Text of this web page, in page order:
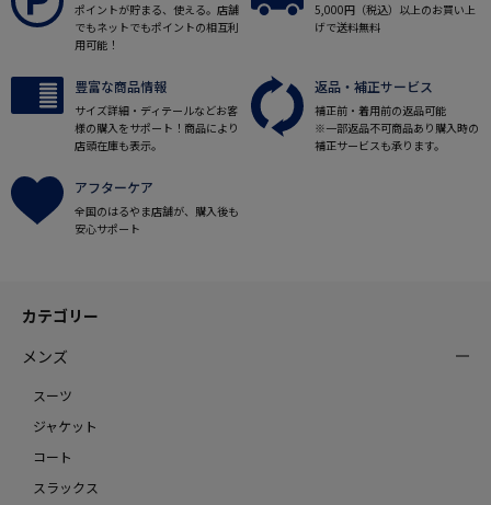
ポイントが貯まる、使える。店舗
でもネットでもポイントの相互利
用可能！
5,000円（税込）以上のお買い上
げで送料無料
豊富な商品情報
サイズ詳細・ディテールなどお客
様の購入をサポート！商品により
店頭在庫も表示。
返品・補正サービス
補正前・着用前の返品可能
※一部返品不可商品あり購入時の
補正サービスも承ります。
アフターケア
全国のはるやま店舗が、購入後も
安心サポート
カテゴリー
メンズ
スーツ
ジャケット
コート
スラックス